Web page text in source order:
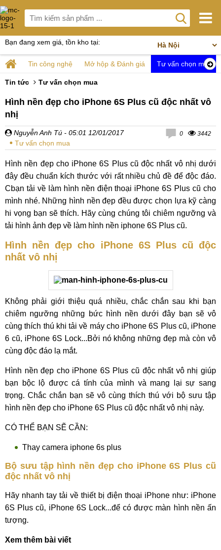
Bạn đang xem giá, tồn kho tại:
Tin công nghệ Mở hộp & Đánh giá Tư vấn chọn mua
Tin tức Tư vấn chọn mua
Hình nền đẹp cho iPhone 6S Plus cũ độc nhất vô
nhị
Nguyễn Anh Tú - 05:01 12/01/2017
Tư vấn chọn mua
0 3442
Hình nền đẹp cho iPhone 6S Plus cũ độc nhất vô nhị dưới
đây đều chuẩn kích thước với rất nhiều chủ đề để độc đáo.
Cbạn tải về làm hình nền điện thoại iPhone 6S Plus cũ cho
mình nhé. Những hình nền đẹp đều được chọn lựa kỹ càng
hi vọng bạn sẽ thích. Hãy cùng chúng tôi chiêm ngưỡng và
tải hình ảnh đẹp về làm hình nền iphone 6S Plus cũ.
Hình nền đẹp cho iPhone 6S Plus cũ độc
nhất vô nhị
Không phải giới thiệu quá nhiều, chắc chắn sau khi bạn
chiêm ngưỡng những bức hình nền dưới đây bạn sẽ vô
cùng thích thú khi tải về máy cho iPhone 6S Plus cũ, iPhone
6 cũ, iPhone 6S Lock...Bởi nó không những đẹp mà còn vô
cùng độc đáo lạ mắt.
Hình nền đẹp cho iPhone 6S Plus cũ độc nhất vô nhị giúp
bạn bộc lộ được cá tính của mình và mang lại sự sang
trọng. Chắc chắn bạn sẽ vô cùng thích thú với bộ sưu tập
hình nền đẹp cho iPhone 6S Plus cũ độc nhất vô nhị này.
CÓ THỂ BẠN SẼ CẦN:
Thay camera iphone 6s plus
Bộ sưu tập hình nền đẹp cho iPhone 6S Plus cũ
độc nhất vô nhị
Hãy nhanh tay tải về thiết bị điện thoại iPhone như: iPhone
6S Plus cũ, iPhone 6S Lock...để có được màn hình nền ấn
tượng.
Xem thêm bài viết